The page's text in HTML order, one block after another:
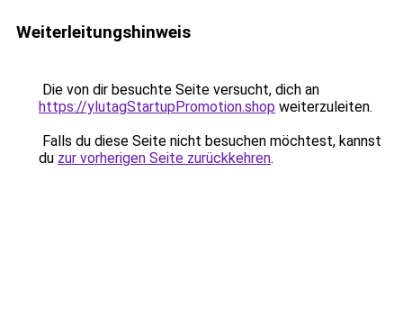
Weiterleitungshinweis
Die von dir besuchte Seite versucht, dich an
https://ylutagStartupPromotion.shop weiterzuleiten.
Falls du diese Seite nicht besuchen möchtest, kannst
du zur vorherigen Seite zurückkehren.